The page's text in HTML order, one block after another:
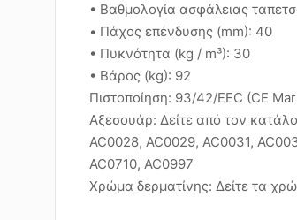
• Βαθμολογία ασφάλειας
• Πάχος επένδυσης (mm): 40
• Πυκνότητα (kg / m³): 30
• Βάρος (kg): 92
Πιστοποίηση: 93/42/EEC (CE
Αξεσουάρ: Δείτε από τον
AC0028, AC0029, AC0031,
AC0710, AC0997
Χρώμα δερματίνης: Δείτε τα